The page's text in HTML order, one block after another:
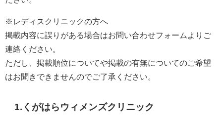
※レディスクリニックの方へ
掲載内容に誤りがある場合はお問い合わせフォームよりご
連絡ください。
ただし、掲載順位についてや掲載の有無についてのご希望
はお聞きできませんのでご了承ください。
1.くがはらウィメンズクリニック